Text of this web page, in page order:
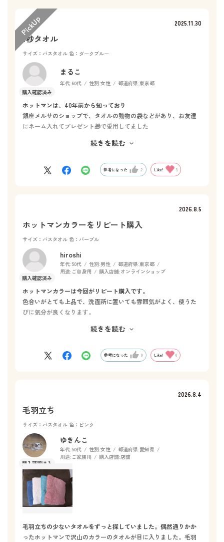
2025.11.30
1秒タオル
サイズ：バスタオル 色：ダークブルー
まるこ
年代:60代 性別:女性 都道府県:東京都
ホットマンは、40年前から知っており
銀座メルサのショップで、タオルの動物の袋などがあり、お友達
にネーム入れてプレゼント🎁で愛用してました
程よい厚み、吸収力、ふき終わった後の肌のスッキリ、スポーツ
限定のタオル以外、定番の配色も人気色を踏まえて新色が欲しい
続きを読む
参考になった 2 Like! 3
2026.8.5
ホットマンカラーをリピート購入
サイズ：バスタオル 色：パープル
hiroshi
年代:50代 性別:男性 都道府県:東京都
用途: ご自身用 購入店舗:オンラインショップ
ホットマンカラーは今回がリピート購入です。
色合いがとても上品で、洗面所に置いても雰囲気がよく、使うた
びに気分が良くなります。
た使い心地なのにしっかり水分を吸ってくれるので、一度使うと
ホテルのような分厚いタオルは乾きにくく、私の好みではありま
せんが、ホットマンカラーは厚すぎず薄すぎない絶妙なバランス
続きを読む
参考になった 0 Like! 0
2026.8.4
毛羽立ち
サイズ：バスタオル 色：ピンク
ゆきんこ
年代:50代 性別:女性 都道府県:愛知県
用途: ご家族用 購入店舗:店舗
毛羽立ちの少ないタオルをずっと探していました。偶然通りかか
ったホットマンで沢山のカラーのタオルが目に入りました。毛羽